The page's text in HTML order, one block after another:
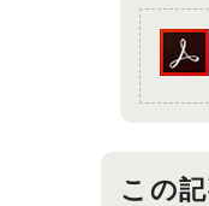
この